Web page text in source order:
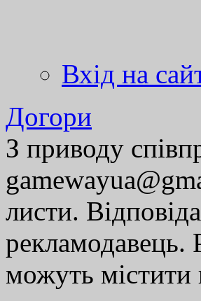
Вхід на
Догори
З приводу
листи.
рекламодавець.
можуть містити